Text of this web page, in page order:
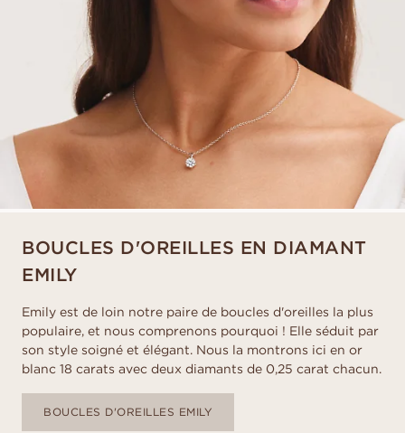
BOUCLES D'OREILLES EN DIAMANT
EMILY
Emily est de loin notre paire de boucles d'oreilles la plus
populaire, et nous comprenons pourquoi ! Elle séduit par
son style soigné et élégant. Nous la montrons ici en or
blanc 18 carats avec deux diamants de 0,25 carat chacun.
BOUCLES D'OREILLES EMILY